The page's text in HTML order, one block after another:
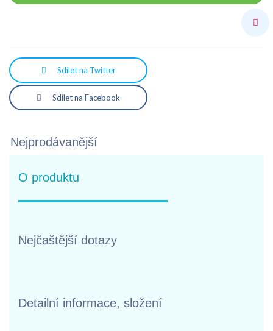
Sdílet na Twitter
Sdílet na Facebook
Nejprodávanější
O produktu
Nejčaštější dotazy
Detailní informace, složení